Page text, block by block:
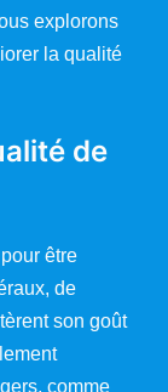
explorons
la qualité
de
être
de
son goût
comme